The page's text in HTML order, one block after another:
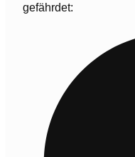
gefährdet: